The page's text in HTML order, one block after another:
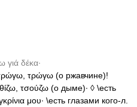
γιά δέκα·
τρώγω (о ржавчине)!
τσούζω (о дыме)· ◊ \есть
μου· \есть глазами кого-л.